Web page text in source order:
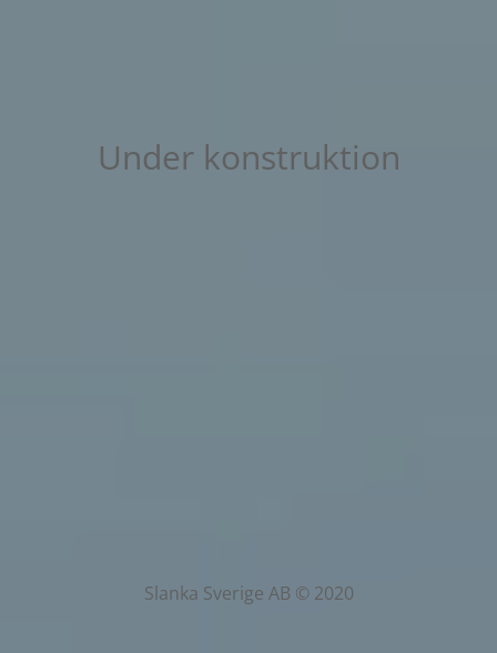
Under konstruktion
Slanka Sverige AB © 2020